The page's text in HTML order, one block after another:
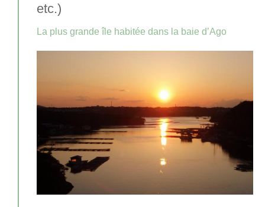
etc.)
La plus grande île habitée dans la baie d’Ago